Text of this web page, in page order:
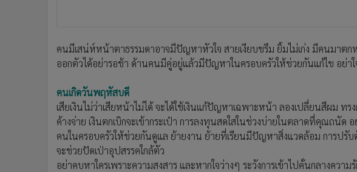
คนมีเสน่ห์หน้าตาธรรมดาอาจมีปัญหาหัวใจ สายเงียบขรึม ยิ้มไม่เก่ง มีคนมาต
ออกตัวได้อย่ารอช้า ด้านคนมีคู่อยู่แล้วมีปัญหาในครอบครัวให้ช่วยกันแก้ไข อย่า
คนเกิดวันพฤหัสบดี
เสียเงินไม่ว่าเสียหน้าไม่ได้ จะได้ใช้เงินแก้ปัญหาเฉพาะหน้า ลองเปลี่ยนสีผม ท
ค้างจ่าย เงินตกเบิกจะเข้ากระเป๋า การลงทุนสดใสในช่วงบ่ายในตลาดที่คุณถนัด
คนในครอบครัวให้ช่วยกันดูแล ย้ายงาน ย้ายที่เรียนมีปัญหาสิ่งแวดล้อม การป
จะช่วยปัดเป่าอุปสรรคใกล้ตัว
อย่าคบหาใครเพราะความสงสาร และหากใจว่างๆ ระวังการเข้าไปคั่นกลางคว